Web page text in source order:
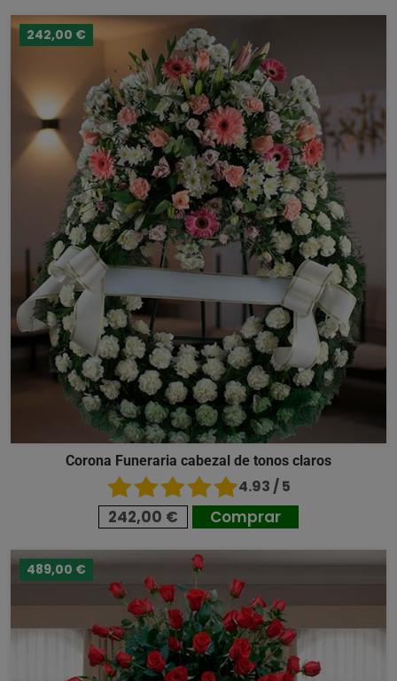
242,00 €
Corona Funeraria cabezal de tonos claros
4.93 / 5
242,00 € Comprar
489,00 €